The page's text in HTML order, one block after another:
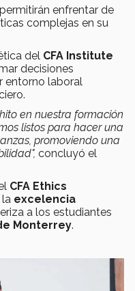
enfrentar de
complejas en su
del CFA Institute
decisiones
entorno laboral
en nuestra formación
listos para hacer una
promoviendo una
concluyó el
CFA Ethics
excelencia
a los estudiantes
Monterrey.